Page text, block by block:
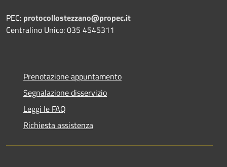
PEC: protocollostezzano@propec.it
Centralino Unico: 035 4545311
Prenotazione appuntamento
Segnalazione disservizio
Leggi le FAQ
Richiesta assistenza